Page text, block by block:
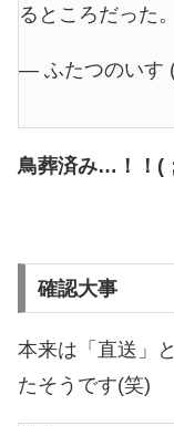
るところだった
— ふたつのいす
鳥葬済み…！！(
確認大事
本来は「直送」
たそうです(笑)